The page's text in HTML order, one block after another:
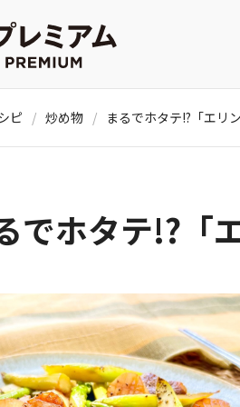
ピ 炒め物
でホタテ!?「